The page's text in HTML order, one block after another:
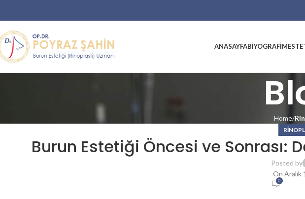
ANASAYFABIYOGRAFIM
Home
Burun Estetiği Öncesi ve Sonrası:
Posted by
On Aralık
0